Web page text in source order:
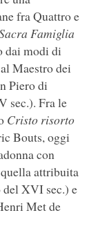
fra Quattro e
Famiglia
dai modi di
Maestro dei
Piero di
sec.). Fra le
Cristo risorto
Bouts, oggi
con
attribuita
XVI sec.) e
Met de